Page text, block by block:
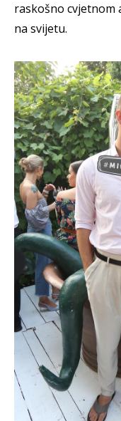
raskošno cvjetnom
na svijetu.